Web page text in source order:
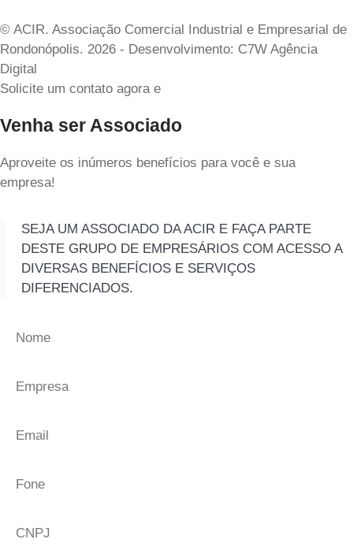
© ACIR. Associação Comercial Industrial e Empresarial de
Rondonópolis. 2026 - Desenvolvimento: C7W Agência
Digital
Solicite um contato agora e
Venha ser Associado
Aproveite os inúmeros benefícios para você e sua
empresa!
SEJA UM ASSOCIADO DA ACIR E FAÇA PARTE
DESTE GRUPO DE EMPRESÁRIOS COM ACESSO A
DIVERSAS BENEFÍCIOS E SERVIÇOS
DIFERENCIADOS.